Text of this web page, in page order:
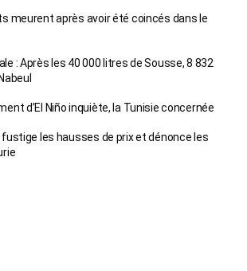
meurent après avoir été coincés dans le
: Après les 40 000 litres de Sousse, 8 832
d’El Niño inquiète, la Tunisie concernée
fustige les hausses de prix et dénonce les